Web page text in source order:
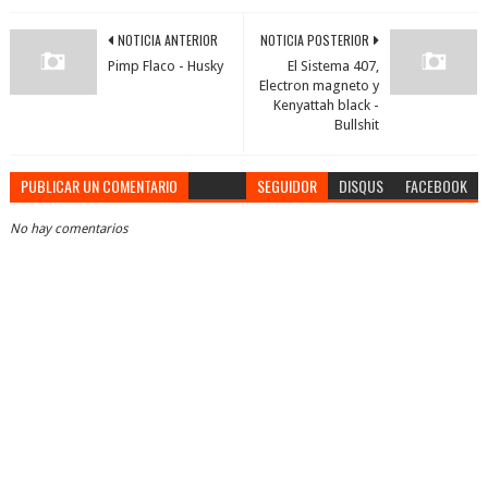
NOTICIA POSTERIOR
El Sistema 407,
Electron magneto y
Kenyattah black -
Bullshit
NOTICIA ANTERIOR
Pimp Flaco - Husky
PUBLICAR UN COMENTARIO SEGUIDOR DISQUS FACEBOOK
No hay comentarios